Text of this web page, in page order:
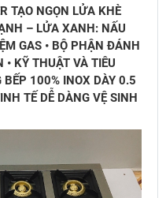
TẠO NGỌN LỬA KHÈ
– LỬA XANH: NẤU
GAS • BỘ PHẬN ĐÁNH
KỸ THUẬT VÀ TIÊU
100% INOX DÀY 0.5
TẾ DỄ DÀNG VỆ SINH